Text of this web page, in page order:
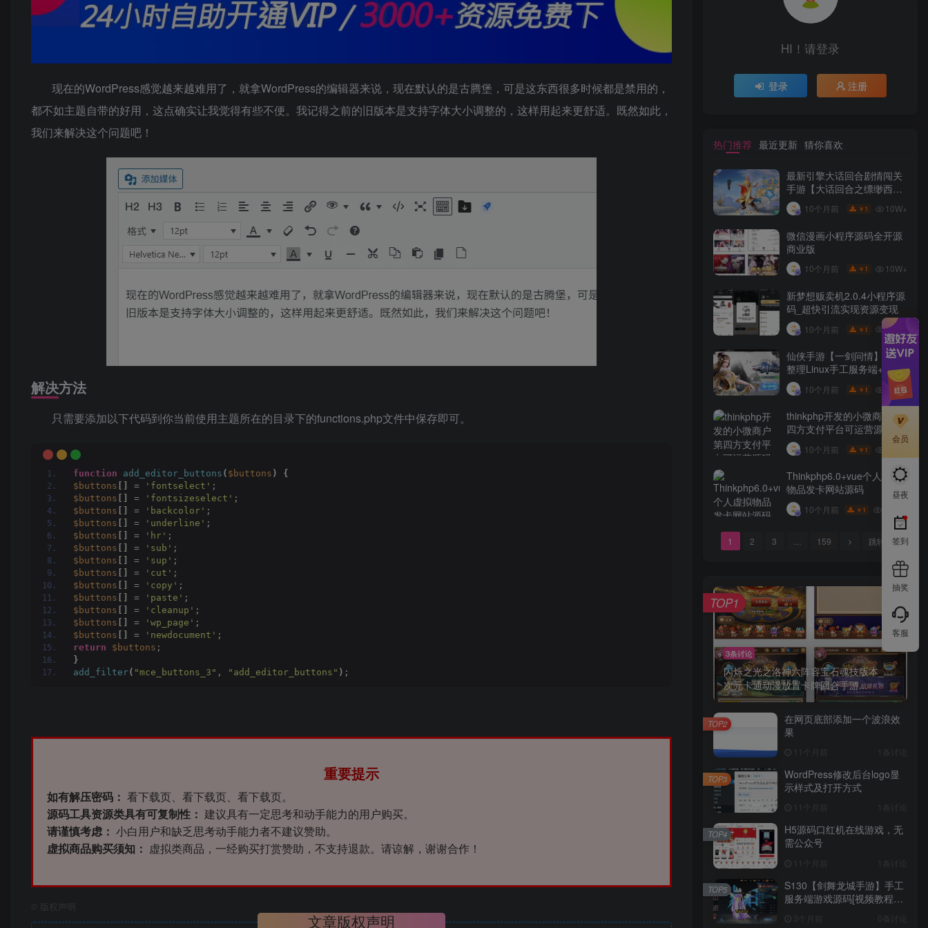
现在的WordPress感觉越来越难用了，就拿WordPress的编辑器来说，现在默认的是古腾堡，可是这东西很多时候都是禁用的，
都不如主题自带的好用，这点确实让我觉得有些不便。我记得之前的旧版本是支持字体大小调整的，这样用起来更舒适。既然如此，
我们来解决这个问题吧！
解决方法
只需要添加以下代码到你当前使用主题所在的目录下的functions.php文件中保存即可。
function add_editor_buttons ( $buttons )
{
$buttons
= 'fontselect' ;
$buttons
= 'fontsizeselect' ;
$buttons
= 'backcolor' ;
$buttons
= 'underline' ;
$buttons
= 'hr' ;
$buttons
= 'sub' ;
$buttons
= 'sup' ;
$buttons
= 'cut' ;
$buttons
= 'copy' ;
$buttons
= 'paste' ;
$buttons
= 'cleanup' ;
$buttons
= 'wp_page' ;
$buttons
= 'newdocument' ;
return
$buttons ;
}
add_filter( "mce_buttons_3" , "add_editor_buttons" ) ;
重要提示
如有解压密码： 看下载页、看下载页、看下载页。
源码工具资源类具有可复制性：
建议具有一定思考和动手能力的用户购买。
请谨慎考虑： 小白用户和缺乏思考动手能力者不建议赞助。
虚拟商品购买须知：
虚拟类商品，一经购买打赏赞助，不支持退款。请谅解，谢谢合作！
版权声明
文章版权声明
HI！请登录
登录 注册
热门推荐 最近更新 猜你喜欢
最新引擎大话回合剧情闯关
手游【大话回合之缥缈西游
内丹版小熊修复版第二季】
GM总运营管理后台安卓苹
10个月前 ￥ 1 10W+
微信漫画小程序源码全开源
商业版
10个月前 ￥ 1 10W+
新梦想贩卖机2.0.4小程序源
码_超快引流实现资源变现
10个月前 ￥ 1 10W+
仙侠手游【一剑问情】最新
整理Linux手工服务端+GM
后台+本地注册验证+双端
10个月前 ￥ 1 10W+
thinkphp开发的小微商户第
四方支付平台可运营源码
10个月前 ￥ 1
Thinkphp6.0+vue个人虚拟
物品发卡网站源码
10个月前 ￥ 1
1 2 3 159 跳转
3条讨论
闪烁之光之洛神六阵容宝石魂技版本_二
次元卡通动漫放置卡牌回合手游...
TOP1
在网页底部添加一个波浪效
果
11个月前 1条讨论
TOP2
WordPress修改后台logo显
示样式及打开方式
11个月前 1条讨论
TOP3
H5源码口红机在线游戏，无
需公众号
11个月前 1条讨论
TOP4
S130【剑舞龙城手游】手工
服务端游戏源码[视频教程
3个月前 0条讨论
TOP5
会员
昼夜
签到
抽奖
客服